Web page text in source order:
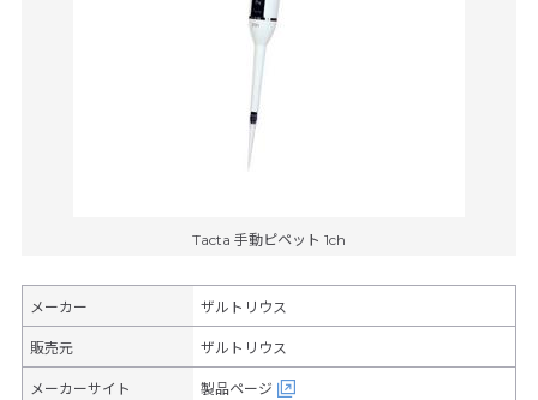
Tacta 手動ピペット 1ch
メーカー ザルトリウス
販売元 ザルトリウス
メーカーサイト 製品ページ